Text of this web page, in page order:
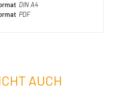
DIN A4
PDF
AUCH